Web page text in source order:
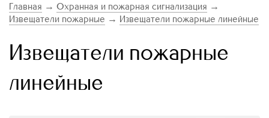
Главная → Охранная и пожарная сигнализация →
Извещатели пожарные → Извещатели пожарные линейные
Извещатели пожарные
линейные